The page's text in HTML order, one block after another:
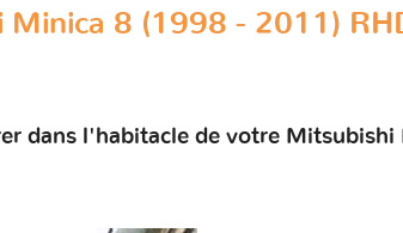
Minica 8 (1998 - 2011)
dans l'habitacle de votre Mitsubishi